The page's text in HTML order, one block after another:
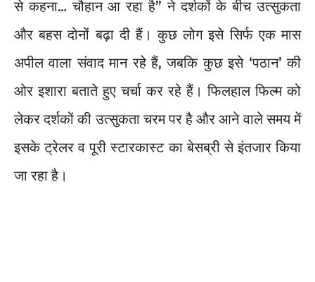
से कहना… चौहान आ रहा है” ने दर्शकों के बीच उत्सुकता
और बहस दोनों बढ़ा दी हैं। कुछ लोग इसे सिर्फ एक मास
अपील वाला संवाद मान रहे हैं, जबकि कुछ इसे ‘पठान’ की
ओर इशारा बताते हुए चर्चा कर रहे हैं। फिलहाल फिल्म को
लेकर दर्शकों की उत्सुकता चरम पर है और आने वाले समय में
इसके ट्रेलर व पूरी स्टारकास्ट का बेसब्री से इंतजार किया
जा रहा है।